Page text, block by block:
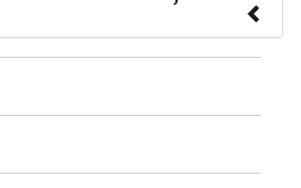
aby przesłać informację o
mityngu.